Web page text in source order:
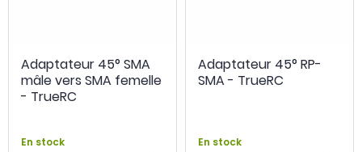
Adaptateur 45° SMA
mâle vers SMA femelle
- TrueRC
En stock
Adaptateur 45° RP-
SMA - TrueRC
En stock